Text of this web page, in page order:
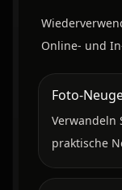
Online- und
Foto-
Verwandeln
praktische